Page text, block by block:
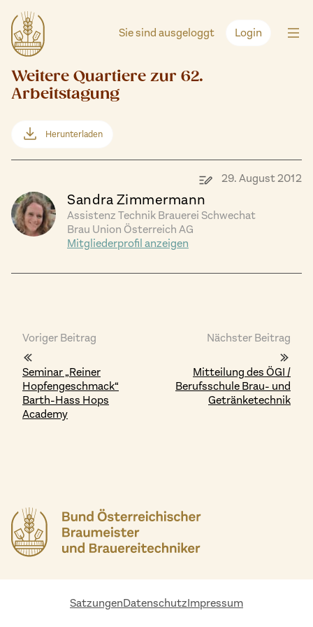
Zum
Inhalt
springen
Sie sind ausgeloggt Login
Weitere Quartiere zur 62.
Arbeitstagung
Herunterladen
29. August 2012
Sandra Zimmermann
Assistenz Technik Brauerei Schwechat
Brau Union Österreich AG
Mitgliederprofil anzeigen
Voriger Beitrag
Seminar „Reiner
Hopfengeschmack“
Barth-Hass Hops
Academy
Nächster Beitrag
Mitteilung des ÖGI /
Berufsschule Brau- und
Getränketechnik
SatzungenDatenschutzImpressum